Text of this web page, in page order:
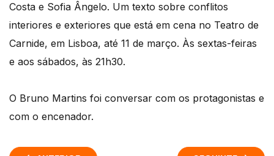
Costa e Sofia Ângelo. Um texto sobre conflitos
interiores e exteriores que está em cena no Teatro de
Carnide, em Lisboa, até 11 de março. Às sextas-feiras
e aos sábados, às 21h30.
O Bruno Martins foi conversar com os protagonistas e
com o encenador.